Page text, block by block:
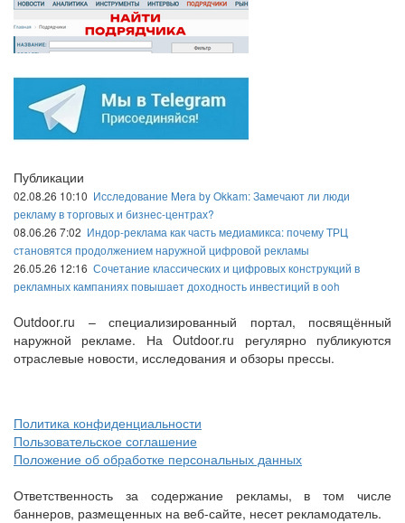
Публикации
02.08.26 10:10 Исследование Mera by Okkam: Замечают ли люди
рекламу в торговых и бизнес-центрах?
08.06.26 7:02 Индор-реклама как часть медиамикса: почему ТРЦ
становятся продолжением наружной цифровой рекламы
26.05.26 12:16 Сочетание классических и цифровых конструкций в
рекламных кампаниях повышает доходность инвестиций в ooh
Outdoor.ru – специализированный портал, посвящённый
наружной рекламе. На Outdoor.ru регулярно публикуются
отраслевые новости, исследования и обзоры прессы.
Политика конфиденциальности
Пользовательское соглашение
Положение об обработке персональных данных
Ответственность за содержание рекламы, в том числе
баннеров, размещенных на веб-сайте, несет рекламодатель.